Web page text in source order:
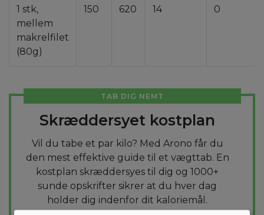
1 stk,
mellem
makrelfilet
(80g)
150 620 14 0
TAB DIG NEMT
Skræddersyet kostplan
Vil du tabe et par kilo? Med Arono får du
den mest effektive guide til et vægttab. En
kostplan skræddersyes til dig og 1000+
sunde opskrifter sikrer at du hver dag
holder dig indenfor dit kaloriemål.